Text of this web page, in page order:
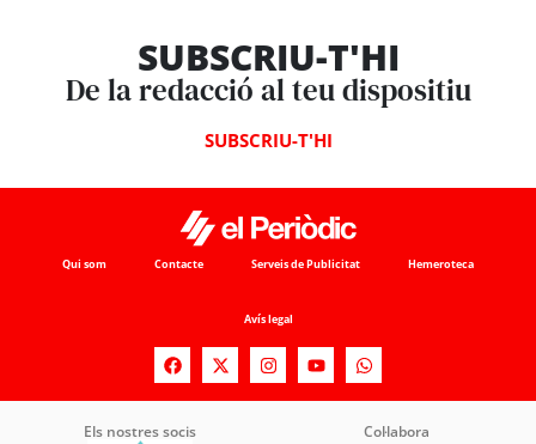
SUBSCRIU-T'HI
De la redacció al teu dispositiu
SUBSCRIU-T'HI
Qui som Contacte Serveis de Publicitat Hemeroteca
Avís legal
Els nostres socis Col·labora